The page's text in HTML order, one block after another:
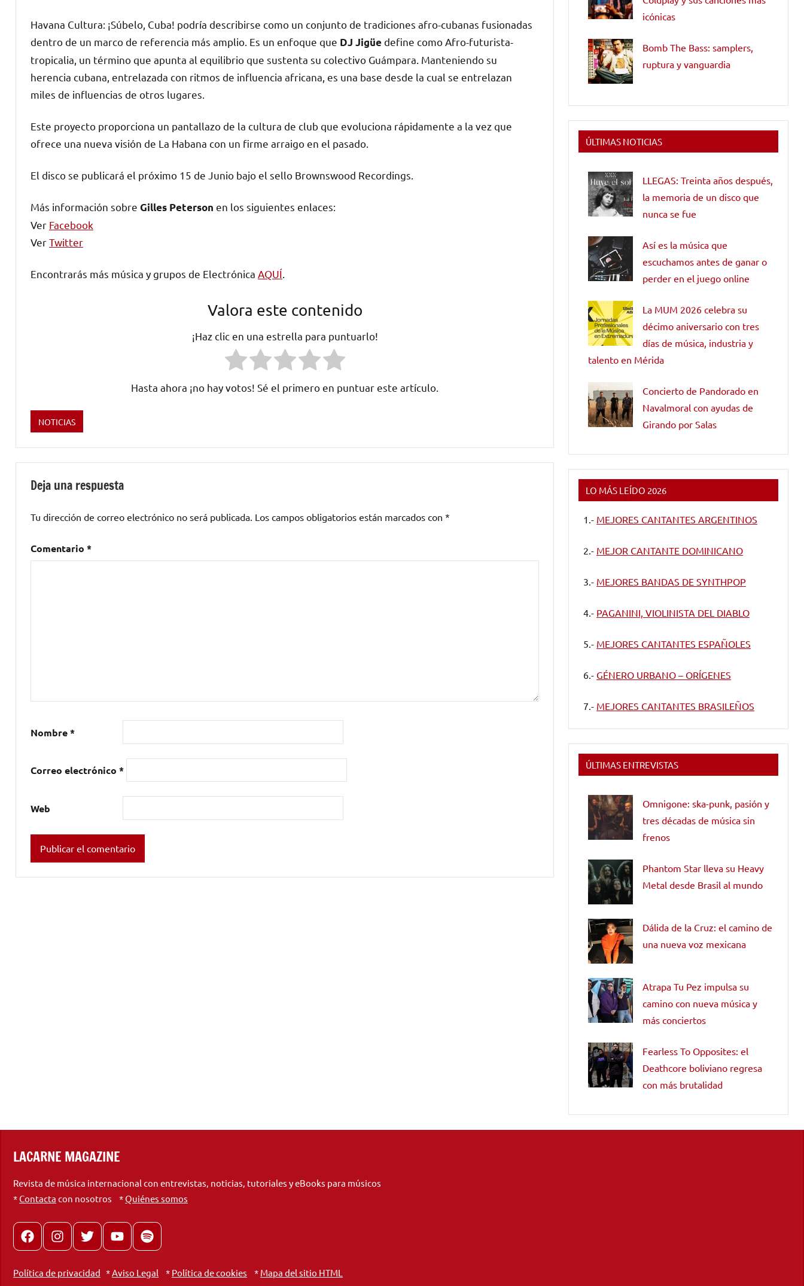
Havana Cultura: ¡Súbelo, Cuba! podría describirse como un conjunto de tradiciones afro-cubanas fusionadas
dentro de un marco de referencia más amplio. Es un enfoque que DJ Jigüedefine como Afro-futurista-
tropicalia, un término que apunta al equilibrio que sustenta su colectivo Guámpara. Manteniendo su
herencia cubana, entrelazada con ritmos de influencia africana, es una base desde la cual se entrelazan
miles de influencias de otros lugares.
Este proyecto proporciona un pantallazo de la cultura de club que evoluciona rápidamente a la vez que
ofrece una nueva visión de La Habana con un firme arraigo en el pasado.
El disco se publicará el próximo 15 de Junio bajo el sello Brownswood Recordings.
Más información sobre Gilles Peterson en los siguientes enlaces:
Ver Facebook
VerTwitter
Encontrarás más música y grupos de Electrónica AQUÍ
Valora este contenido
¡Haz clic en una estrella para puntuarlo!
Hasta ahora ¡no hay votos! Sé el primero en puntuar este artículo.
Etiquetado
Gilles
NOTICIAS
Deja una respuesta
Tu dirección de correo electrónico no será publicada. Los campos obligatorios están marcados con *
Comentario *
Nombre*
Correo electrónico *
Web
icónicas
Bomb The Bass: samplers,
ruptura y vanguardia
ÚLTIMAS NOTICIAS
LLEGAS: Treinta años después,
la memoria de un disco que
nunca se fue
Así es la música que
escuchamos antes de ganar o
perder en el juego online
La MUM 2026 celebra su
décimo aniversario con tres
días de música, industria y
talento en Mérida
Concierto de Pandorado en
Navalmoral con ayudas de
Girando por Salas
LO MÁS LEÍDO 2026
1.- MEJORES CANTANTES ARGENTINOS
2.- MEJOR CANTANTE DOMINICANO
3.- MEJORES BANDAS DE SYNTHPOP
4.- PAGANINI, VIOLINISTA DEL DIABLO
5.- MEJORES CANTANTES ESPAÑOLES
6.- GÉNERO URBANO – ORÍGENES
7.- MEJORES CANTANTES BRASILEÑOS
ÚLTIMAS ENTREVISTAS
Omnigone: ska-punk, pasión y
tres décadas de música sin
frenos
Phantom Star lleva su Heavy
Metal desde Brasil al mundo
Dálida de la Cruz: el camino de
una nueva voz mexicana
Atrapa Tu Pez impulsa su
camino con nueva música y
más conciertos
Fearless To Opposites: el
Deathcore boliviano regresa
con más brutalidad
LACARNE MAGAZINE
Revista de música internacional con entrevistas, noticias, tutoriales y eBooks para músicos
*Contacta con nosotros *Quiénes somos
FacebookInstagram
X youtubespotify
Política de privacidad *Aviso Legal * Política de cookies * Mapa del sitio HTML